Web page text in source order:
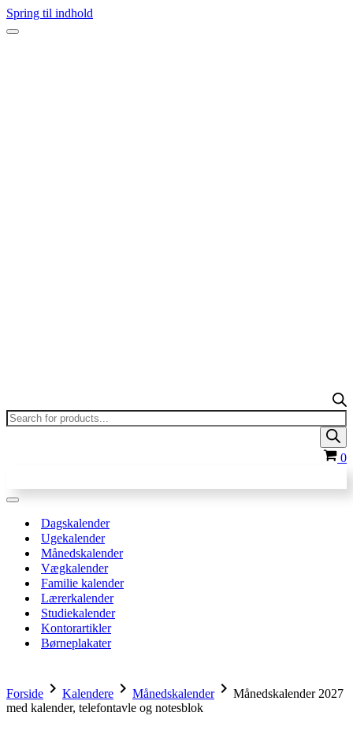
Spring til indhold
Navigation
Products
search
0
Navigation
Dagskalender
Ugekalender
Månedskalender
Vægkalender
Familie kalender
Lærerkalender
Studiekalender
Kontorartikler
Børneplakater
Forside chevron_right Kalendere chevron_right Månedskalenderchevron_right Månedskalender 2027
med kalender, telefontavle og notesblok